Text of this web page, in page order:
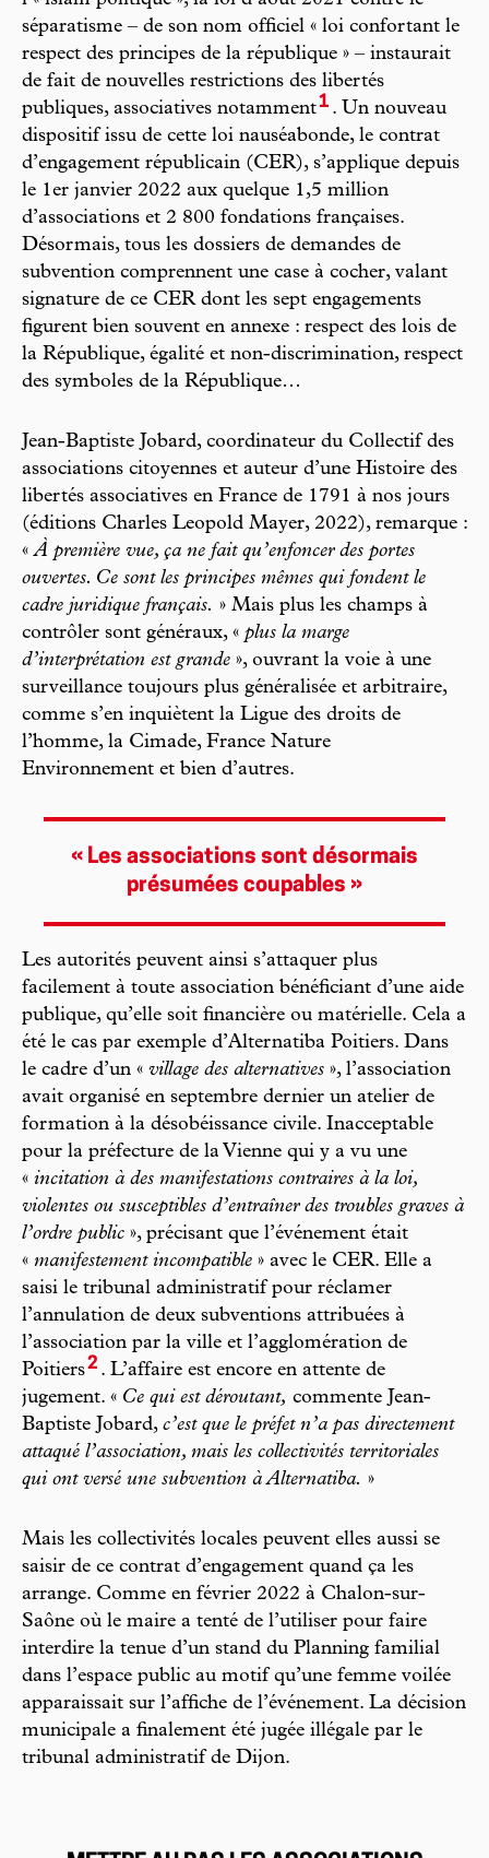
séparatisme – de son nom officiel « loi confortant le
respect des principes de la république » – instaurait
de fait de nouvelles restrictions des libertés
publiques, associatives notamment1 . Un nouveau
dispositif issu de cette loi nauséabonde, le contrat
d’engagement républicain (CER), s’applique depuis
le 1er janvier 2022 aux quelque 1,5 million
d’associations et 2 800 fondations françaises.
Désormais, tous les dossiers de demandes de
subvention comprennent une case à cocher, valant
signature de ce CER dont les sept engagements
figurent bien souvent en annexe : respect des lois de
la République, égalité et non-discrimination, respect
des symboles de la République…
Jean-Baptiste Jobard, coordinateur du Collectif des
associations citoyennes et auteur d’une Histoire des
libertés associatives en France de 1791 à nos jours
(éditions Charles Leopold Mayer, 2022), remarque :
«À première vue, ça ne fait qu’enfoncer des portes
ouvertes. Ce sont les principes mêmes qui fondent le
cadre juridique français. » Mais plus les champs à
contrôler sont généraux, « plus la marge
d’interprétation est grande », ouvrant la voie à une
surveillance toujours plus généralisée et arbitraire,
comme s’en inquiètent la Ligue des droits de
l’homme, la Cimade, France Nature
Environnement et bien d’autres.
« Les associations sont désormais
présumées coupables »
Les autorités peuvent ainsi s’attaquer plus
facilement à toute association bénéficiant d’une aide
publique, qu’elle soit financière ou matérielle. Cela a
été le cas par exemple d’Alternatiba Poitiers. Dans
le cadre d’un « village des alternatives », l’association
avait organisé en septembre dernier un atelier de
formation à la désobéissance civile. Inacceptable
pour la préfecture de la Vienne qui y a vu une
« incitation à des manifestations contraires à la loi,
violentes ou susceptibles d’entraîner des troubles graves à
l’ordre public », précisant que l’événement était
« manifestement incompatible » avec le CER. Elle a
saisi le tribunal administratif pour réclamer
l’annulation de deux subventions attribuées à
l’association par la ville et l’agglomération de
Poitiers2 . L’affaire est encore en attente de
jugement. « Ce qui est déroutant, commente Jean-
Baptiste Jobard, c’est que le préfet n’a pas directement
attaqué l’association, mais les collectivités territoriales
qui ont versé une subvention à Alternatiba. »
Mais les collectivités locales peuvent elles aussi se
saisir de ce contrat d’engagement quand ça les
arrange. Comme en février 2022 à Chalon-sur-
Saône où le maire a tenté de l’utiliser pour faire
interdire la tenue d’un stand du Planning familial
dans l’espace public au motif qu’une femme voilée
apparaissait sur l’affiche de l’événement. La décision
municipale a finalement été jugée illégale par le
tribunal administratif de Dijon.